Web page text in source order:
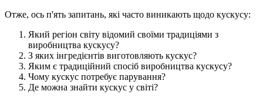
Отже, ось п'ять запитань, які часто виникають щодо кускусу:
Який регіон світу відомий своїми традиціями з
виробництва кускусу?
З яких інгредієнтів виготовляють кускус?
Яким є традиційний спосіб виробництва кускусу?
Чому кускус потребує парування?
Де можна знайти кускус у світі?